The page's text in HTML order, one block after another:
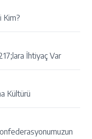
Kim?
İhtiyaç Var
Kültürü